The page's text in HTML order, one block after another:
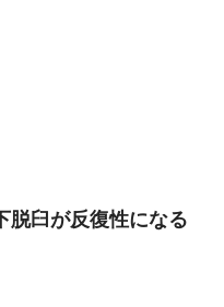
臼が反復性になる